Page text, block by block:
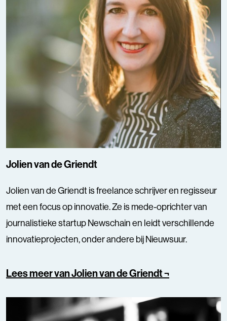
Jolien van de Griendt
Jolien van de Griendt is freelance schrijver en regisseur
met een focus op innovatie. Ze is mede-oprichter van
journalistieke startup Newschain en leidt verschillende
innovatieprojecten, onder andere bij Nieuwsuur.
Lees meer van Jolien van de Griendt ¬